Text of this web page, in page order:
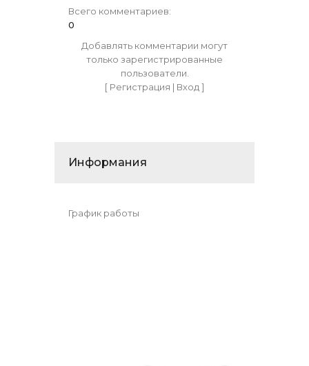
Всего комментариев:
0
Добавлять комментарии могут
только зарегистрированные
пользователи.
[ Регистрация | Вход]
Информания
График работы